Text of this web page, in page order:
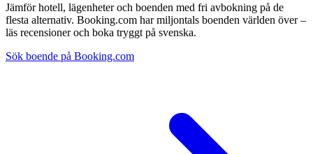
Jämför hotell, lägenheter och boenden med fri avbokning på de
flesta alternativ. Booking.com har miljontals boenden världen över –
läs recensioner och boka tryggt på svenska.
Sök boende på Booking.com